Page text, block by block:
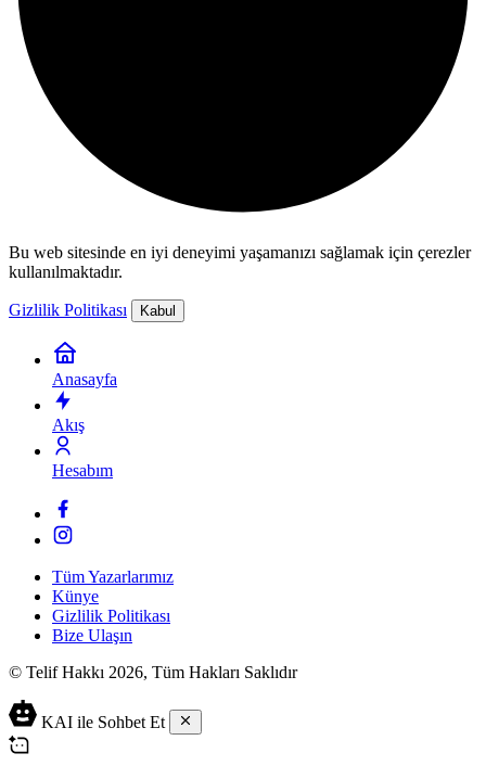
Bu web sitesinde en iyi deneyimi yaşamanızı sağlamak için çerezler
kullanılmaktadır.
Gizlilik Politikası Kabul
Anasayfa
Akış
Hesabım
Tüm Yazarlarımız
Künye
Gizlilik Politikası
Bize Ulaşın
© Telif Hakkı 2026, Tüm Hakları Saklıdır
KAI ile Sohbet Et